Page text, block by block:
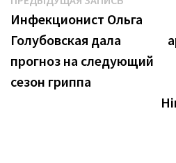
по
записям
запись:
Инфекционист Ольга
Голубовская дала
прогноз на следующий
сезон гриппа